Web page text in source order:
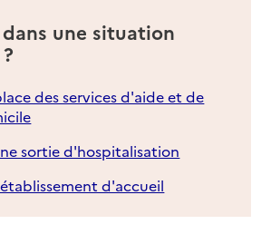
une situation
des services d'aide et de
sortie d'hospitalisation
d'accueil